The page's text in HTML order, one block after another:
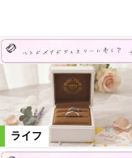
ライフ